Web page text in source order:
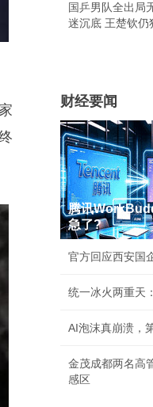
国乒男队全出局
迷沉底 王楚钦仍
财经要闻
腾讯
急了?
官方回应西安国
统一冰火两重天
AI泡沫真崩溃，
金茂成都两名高
感区